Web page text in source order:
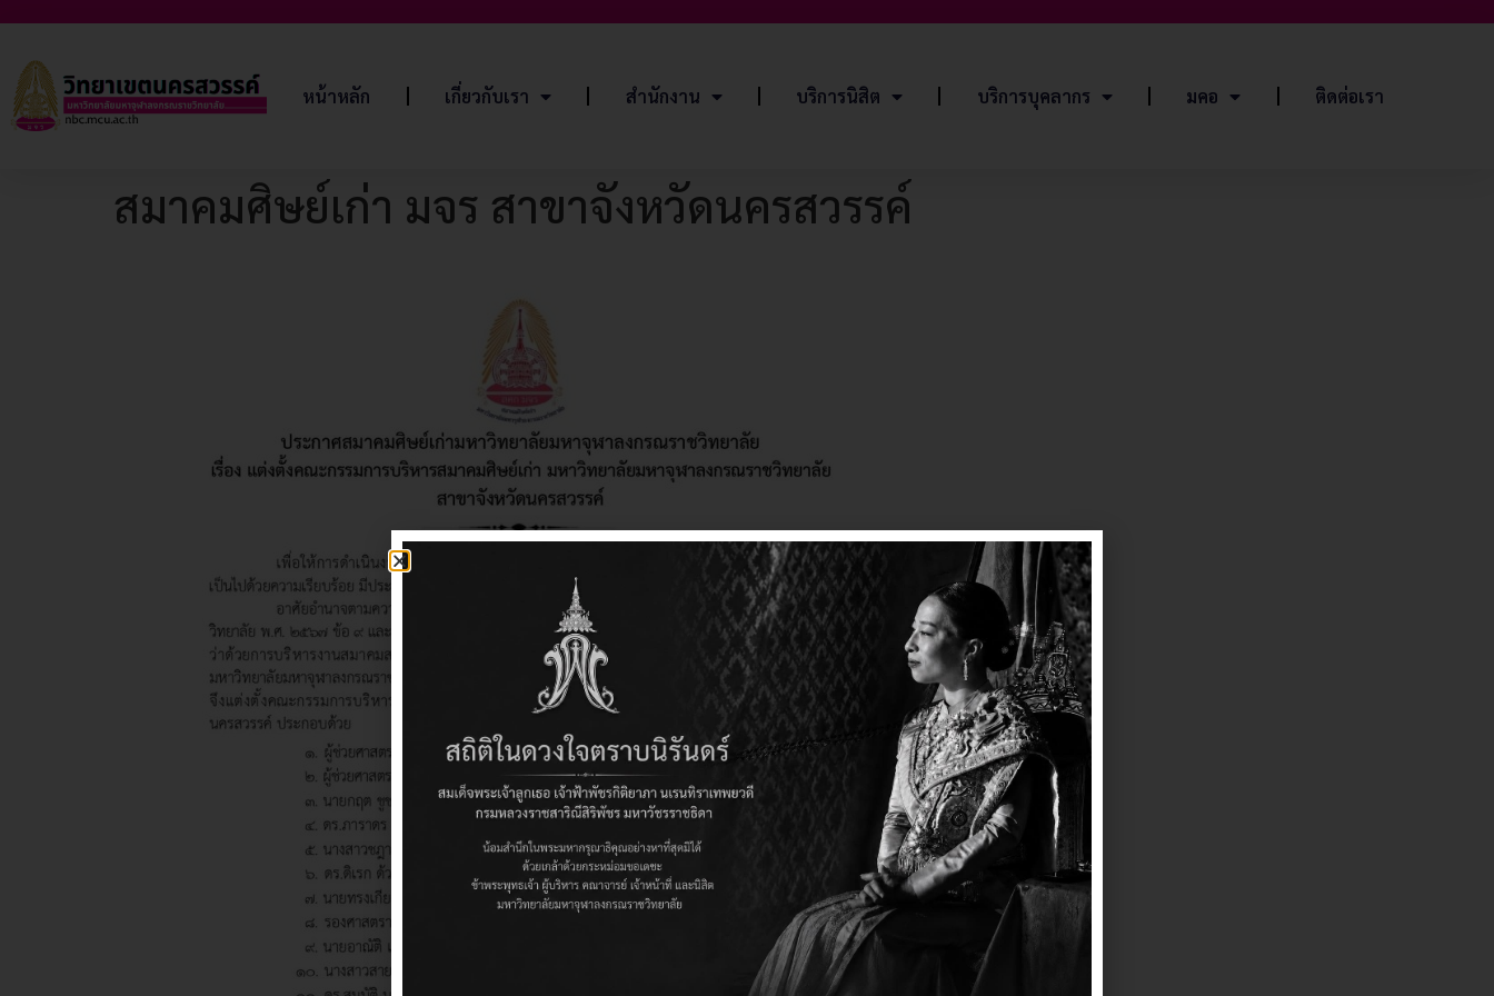
หน้าหลัก เกี่ยวกับเรา สำนักงาน บริการนิสิต บริการบุคลากร มคอ ติดต่อเรา
สมาคมศิษย์เก่า มจร สาขาจังหวัดนครสวรรค์